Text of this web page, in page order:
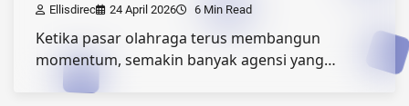
Ellisdirec 24 April 2026 6 Min Read
Ketika pasar olahraga terus membangun
momentum, semakin banyak agensi yang…